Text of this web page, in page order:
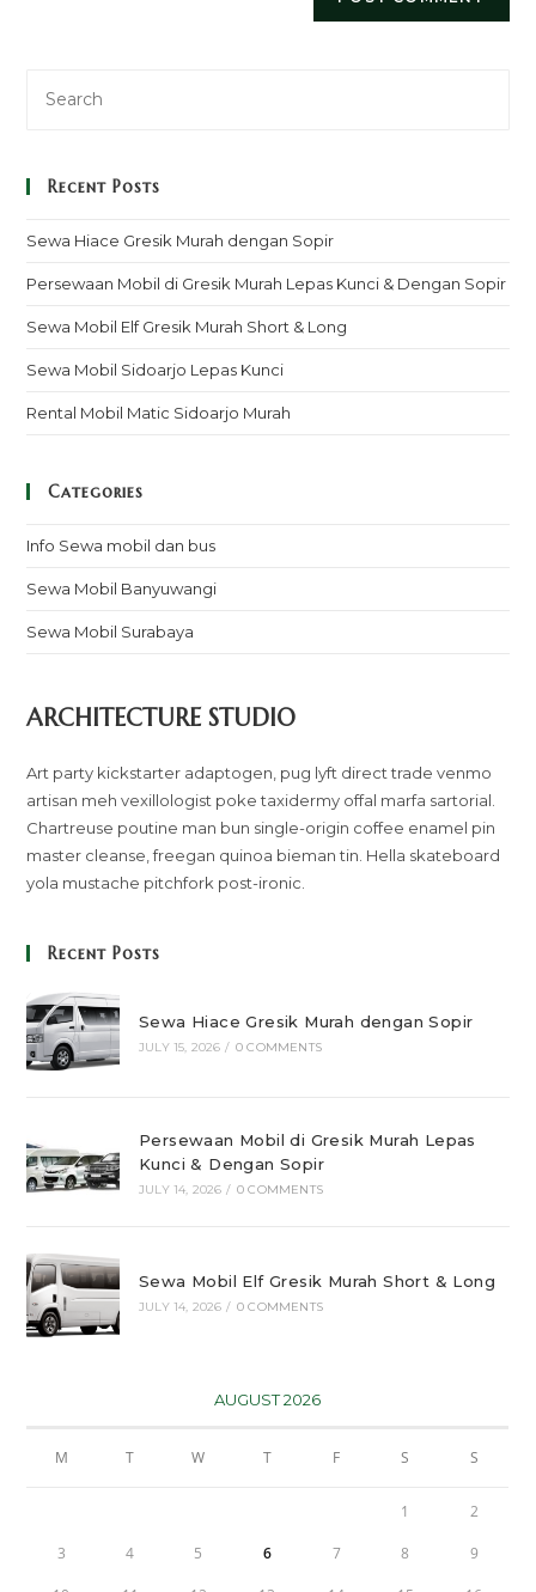
Recent Posts
Sewa Hiace Gresik Murah dengan Sopir
Persewaan Mobil di Gresik Murah Lepas Kunci & Dengan Sopir
Sewa Mobil Elf Gresik Murah Short & Long
Sewa Mobil Sidoarjo Lepas Kunci
Rental Mobil Matic Sidoarjo Murah
Categories
Info Sewa mobil dan bus
Sewa Mobil Banyuwangi
Sewa Mobil Surabaya
ARCHITECTURE STUDIO
Art party kickstarter adaptogen, pug lyft direct trade venmo
artisan meh vexillologist poke taxidermy offal marfa sartorial.
Chartreuse poutine man bun single-origin coffee enamel pin
master cleanse, freegan quinoa bieman tin. Hella skateboard
yola mustache pitchfork post-ironic.
Recent Posts
Sewa Hiace Gresik Murah dengan Sopir
JULY 15, 2026 / 0 COMMENTS
Persewaan Mobil di Gresik Murah Lepas
Kunci & Dengan Sopir
JULY 14, 2026 / 0 COMMENTS
Sewa Mobil Elf Gresik Murah Short & Long
JULY 14, 2026 / 0 COMMENTS
AUGUST 2026
M T W T F S S
1 2
3 4 5 6 7 8 9